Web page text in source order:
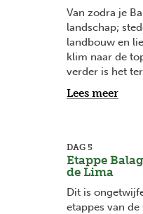
20 km | 323 m
Overnachting
Van zodra je
landschap;
landbouw en
klim naar de
verder is het
uren wandelen
veel later
15 km | 281 m
Overnachting
Lees meer
DAG 5
Etappe
de Lima
Dit is
etappes van